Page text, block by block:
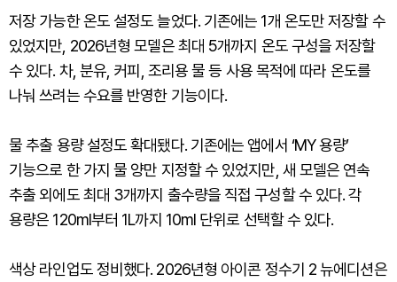
저장 가능한 온도 설정도 늘었다. 기존에는 1개 온도만 저장할 수
있었지만, 2026년형 모델은 최대 5개까지 온도 구성을 저장할
수 있다. 차, 분유, 커피, 조리용 물 등 사용 목적에 따라 온도를
나눠 쓰려는 수요를 반영한 기능이다.
물 추출 용량 설정도 확대됐다. 기존에는 앱에서 ‘MY 용량’
기능으로 한 가지 물 양만 지정할 수 있었지만, 새 모델은 연속
추출 외에도 최대 3개까지 출수량을 직접 구성할 수 있다. 각
용량은 120ml부터 1L까지 10ml 단위로 선택할 수 있다.
색상 라인업도 정비했다. 2026년형 아이콘 정수기 2 뉴에디션은